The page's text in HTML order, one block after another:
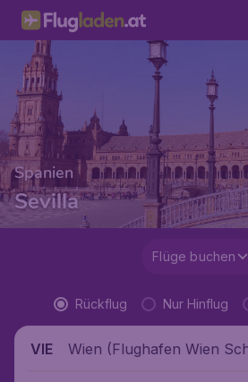
Spanien
Sevilla
Flüge buchen
Rückflug Nur Hinflug
VIE
Wien (Flughafen Wien